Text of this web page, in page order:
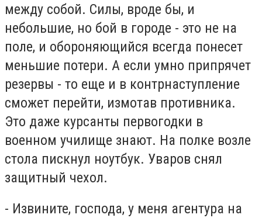
между собой. Силы, вроде бы, и
небольшие, но бой в городе - это не на
поле, и обороняющийся всегда понесет
меньшие потери. А если умно припрячет
резервы - то еще и в контрнаступление
сможет перейти, измотав противника.
Это даже курсанты первогодки в
военном училище знают. На полке возле
стола пискнул ноутбук. Уваров снял
защитный чехол.
- Извините, господа, у меня агентура на